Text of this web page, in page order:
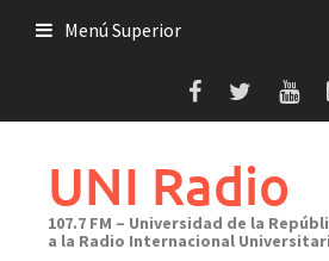
Menú Superior
UNI Radio
107.7 FM – Universidad de la
a la Radio Internacional